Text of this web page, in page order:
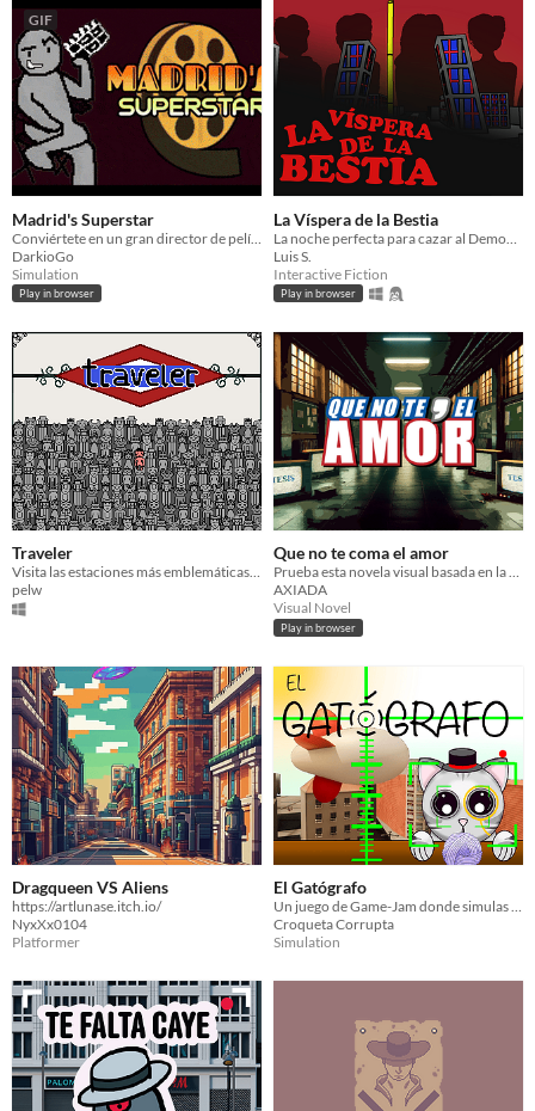
GIF
Madrid's Superstar
DarkioGo
Simulation
Play in browser
La Víspera de la Bestia
Luis S.
Interactive Fiction
Play in browser
Traveler
Visita las estaciones más emblemáticas del Metro de Madrid
pelw
Que no te coma el amor
Prueba esta novela visual basada en la película Tesis de Alejandro Amenabar.
AXIADA
Visual Novel
Play in browser
Dragqueen VS Aliens
https://artlunase.itch.io/
NyxXx0104
Platformer
El Gatógrafo
Un juego de Game-Jam donde simulas a un camarógrafo de gatos en Madrid.
Croqueta Corrupta
Simulation